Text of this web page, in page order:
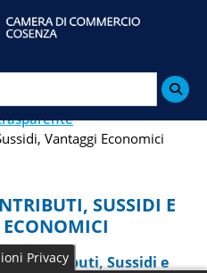
al
principale

Vantaggi Economici
SUSSIDI E
Contributi, Sussidi e
Privacy